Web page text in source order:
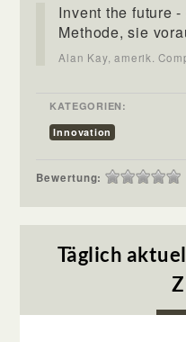
Invent the future
Methode, sie
Alan Kay, amerik.
KATEGORIEN:
Innovation
Bewertung: